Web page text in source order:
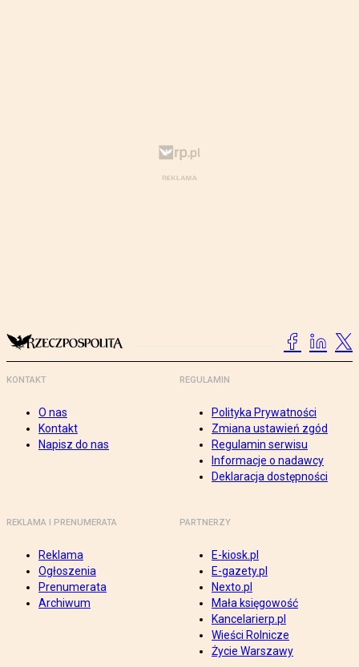
KONTAKT
O nas
Kontakt
Napisz do nas
REGULAMIN
Polityka Prywatności
Zmiana ustawień zgód
Regulamin serwisu
Informacje o nadawcy
Deklaracja dostępności
REKLAMA I PRENUMERATA
Reklama
Ogłoszenia
Prenumerata
Archiwum
PARTNERZY
E-kiosk.pl
E-gazety.pl
Nexto.pl
Mała księgowość
Kancelarierp.pl
Wieści Rolnicze
Życie Warszawy